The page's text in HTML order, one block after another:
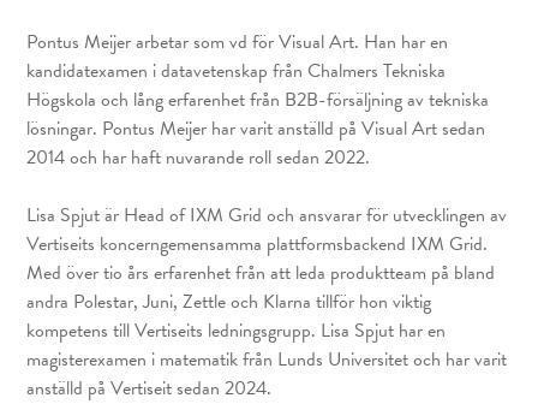
Pontus Meijer arbetar som vd för Visual Art. Han har en
kandidatexamen i datavetenskap från Chalmers Tekniska
Högskola och lång erfarenhet från B2B-försäljning av tekniska
lösningar. Pontus Meijer har varit anställd på Visual Art sedan
2014 och har haft nuvarande roll sedan 2022.
Lisa Spjut är Head of IXM Grid och ansvarar för utvecklingen av
Vertiseits koncerngemensamma plattformsbackend IXM Grid.
Med över tio års erfarenhet från att leda produktteam på bland
andra Polestar, Juni, Zettle och Klarna tillför hon viktig
kompetens till Vertiseits ledningsgrupp. Lisa Spjut har en
magisterexamen i matematik från Lunds Universitet och har varit
anställd på Vertiseit sedan 2024.